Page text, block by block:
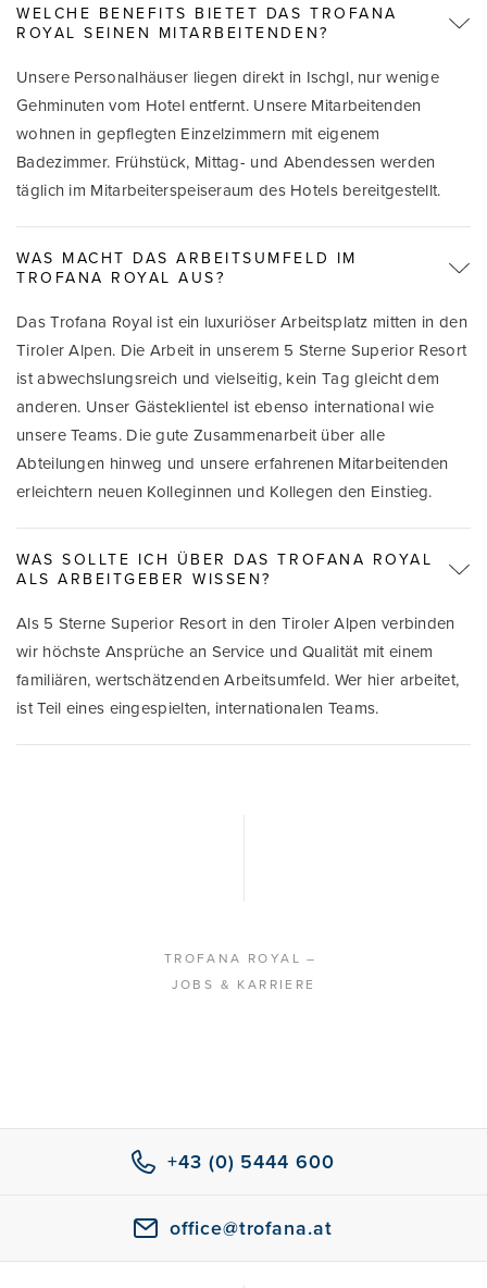
WELCHE BENEFITS BIETET DAS TROFANA
ROYAL SEINEN MITARBEITENDEN?
Unsere Personalhäuser liegen direkt in Ischgl, nur wenige
Gehminuten vom Hotel entfernt. Unsere Mitarbeitenden
wohnen in gepflegten Einzelzimmern mit eigenem
Badezimmer. Frühstück, Mittag- und Abendessen werden
täglich im Mitarbeiterspeiseraum des Hotels bereitgestellt.
WAS MACHT DAS ARBEITSUMFELD IM
TROFANA ROYAL AUS?
Das Trofana Royal ist ein luxuriöser Arbeitsplatz mitten in den
Tiroler Alpen. Die Arbeit in unserem 5 Sterne Superior Resort
ist abwechslungsreich und vielseitig, kein Tag gleicht dem
anderen. Unser Gästeklientel ist ebenso international wie
unsere Teams. Die gute Zusammenarbeit über alle
Abteilungen hinweg und unsere erfahrenen Mitarbeitenden
erleichtern neuen Kolleginnen und Kollegen den Einstieg.
WAS SOLLTE ICH ÜBER DAS TROFANA ROYAL
ALS ARBEITGEBER WISSEN?
Als 5 Sterne Superior Resort in den Tiroler Alpen verbinden
wir höchste Ansprüche an Service und Qualität mit einem
familiären, wertschätzenden Arbeitsumfeld. Wer hier arbeitet,
ist Teil eines eingespielten, internationalen Teams.
TROFANA ROYAL –
JOBS & KARRIERE
+43 (0) 5444 600
office@trofana.at